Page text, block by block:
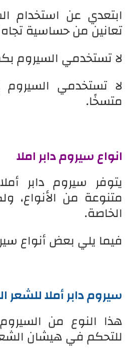
ابتعدي عن استخدام
تعانين من حساسية تجاه
لا تستخدمي السيروم
لا تستخدمي
متسخًا.
انواع سيروم دابر املا
يتوفر سيروم دابر
متنوعة من الأنواع،
الخاصة.
فيما يلي بعض أنواع
سيروم دابر أملا للشعر
هذا النوع من
للتحكم في هيشان